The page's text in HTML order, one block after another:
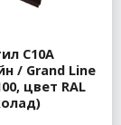
С10А
/ Grand Line
цвет RAL